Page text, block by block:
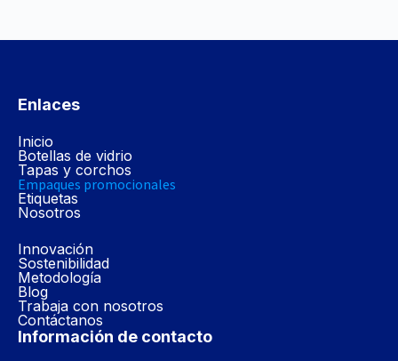
Enlaces
Inicio
Botellas de vidrio
Tapas y corchos
Empaques promocionales
Etiquetas
Nosotros
Innovación
Sostenibilidad
Metodología
Blog
Trabaja con nosotros
Contáctanos
Información de contacto